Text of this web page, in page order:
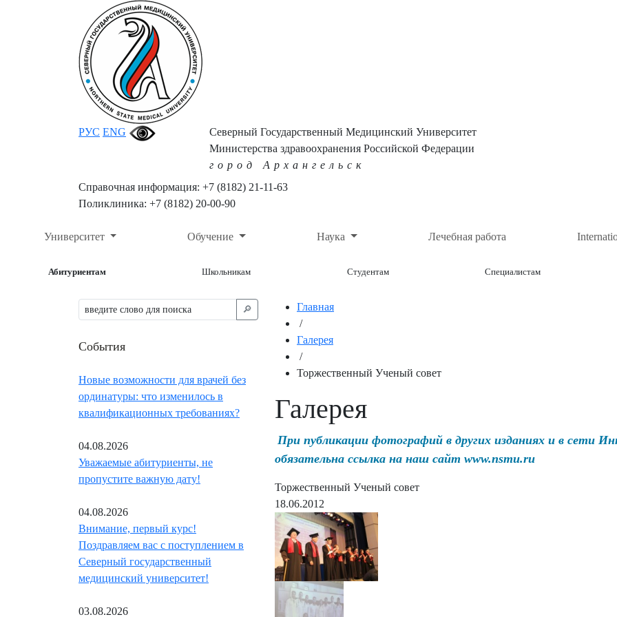
РУС ENG
Северный Государственный Медицинский Университет
Министерства здравоохранения Российской Федерации
город Архангельск
Справочная информация: +7 (8182) 21-11-63
Поликлиника: +7 (8182) 20-00-90
Университет Обучение Наука Лечебная работа
Абитуриентам Школьникам Студентам Специалистам
🔎︎
События
Новые возможности для врачей без
ординатуры: что изменилось в
квалификационных требованиях?
04.08.2026
Уважаемые абитуриенты, не
пропустите важную дату!
04.08.2026
Внимание, первый курс!
Поздравляем вас с поступлением в
Северный государственный
медицинский университет!
03.08.2026
Главная
/
Галерея
/
Торжественный Ученый совет
Галерея
При публикации фотографий в других изданиях и в сети
обязательна ссылка на наш сайт www.nsmu.ru
Торжественный Ученый совет
18.06.2012